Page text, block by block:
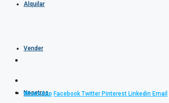
Alquilar
Vender
Nosotros
WhatsApp Facebook Twitter Pinterest Linkedin Email